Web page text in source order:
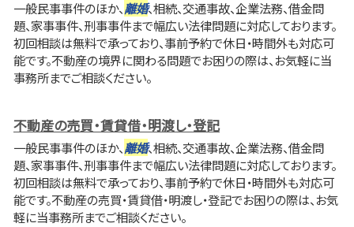
一般民事事件のほか、離婚、相続、交通事故、企業法務、借金問
題、家事事件、刑事事件まで幅広い法律問題に対応しております。
初回相談は無料で承っており、事前予約で休日・時間外も対応可
能です。不動産の境界に関わる問題でお困りの際は、お気軽に当
事務所までご相談ください。
不動産の売買・賃貸借・明渡し・登記
一般民事事件のほか、離婚、相続、交通事故、企業法務、借金問
題、家事事件、刑事事件まで幅広い法律問題に対応しております。
初回相談は無料で承っており、事前予約で休日・時間外も対応可
能です。不動産の売買・賃貸借・明渡し・登記でお困りの際は、お気
軽に当事務所までご相談ください。